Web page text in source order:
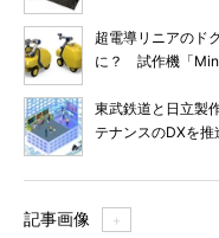
超電導リニアのド
に？ 試作機「
東武鉄道と日立製
テナンスのDXを推
記事画像 ＋